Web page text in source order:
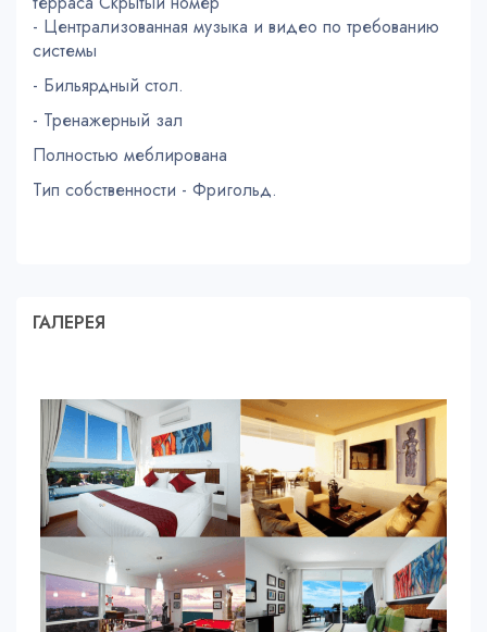
- Централизованная музыка и видео по требованию
системы
- Бильярдный стол.
- Тренажерный зал
Полностью меблирована
Тип собственности - Фригольд.
ГАЛЕРЕЯ